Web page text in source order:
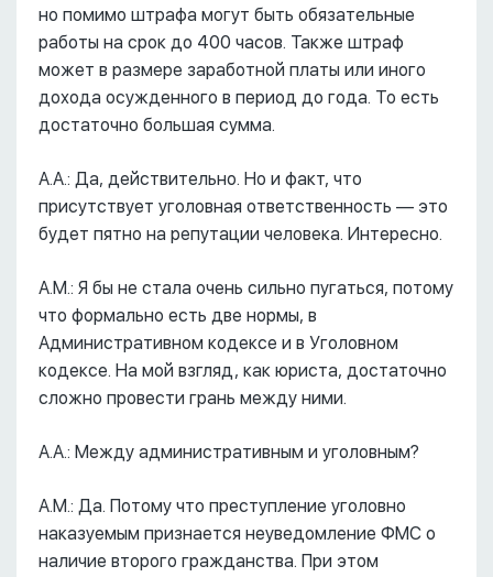
но помимо штрафа могут быть обязательные
работы на срок до 400 часов. Также штраф
может в размере заработной платы или иного
дохода осужденного в период до года. То есть
достаточно большая сумма.
А.А.: Да, действительно. Но и факт, что
присутствует уголовная ответственность –– это
будет пятно на репутации человека. Интересно.
А.М.: Я бы не стала очень сильно пугаться, потому
что формально есть две нормы, в
Административном кодексе и в Уголовном
кодексе. На мой взгляд, как юриста, достаточно
сложно провести грань между ними.
А.А.: Между административным и уголовным?
А.М.: Да. Потому что преступление уголовно
наказуемым признается неуведомление ФМС о
наличие второго гражданства. При этом